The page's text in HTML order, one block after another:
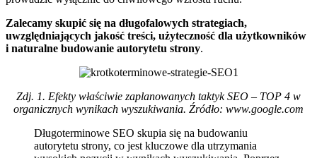
Zalecamy skupić się na długofalowych strategiach,
uwzględniających jakość treści, użyteczność dla użytkowników
i naturalne budowanie autorytetu strony.
Zdj. 1. Efekty właściwie zaplanowanych taktyk SEO – TOP 4 w
organicznych wynikach wyszukiwania. Źródło: www.google.com
Długoterminowe SEO skupia się na budowaniu
autorytetu strony, co jest kluczowe dla utrzymania